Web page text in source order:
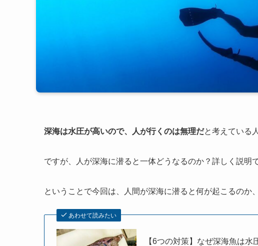
深海は水圧が高いので、人が行くのは無理だと考えている
ですが、人が深海に潜ると一体どうなるのか？詳しく説明
ということで今回は、人間が深海に潜ると何が起こるのか
あわせて読みたい
【6つの対策】なぜ深海魚は